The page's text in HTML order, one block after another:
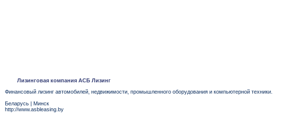
Лизинговая компания АСБ Лизинг
Финансовый лизинг автомобилей, недвижимости, промышленного оборудования и компьютерной техники.
Беларусь | Минск
http://www.asbleasing.by